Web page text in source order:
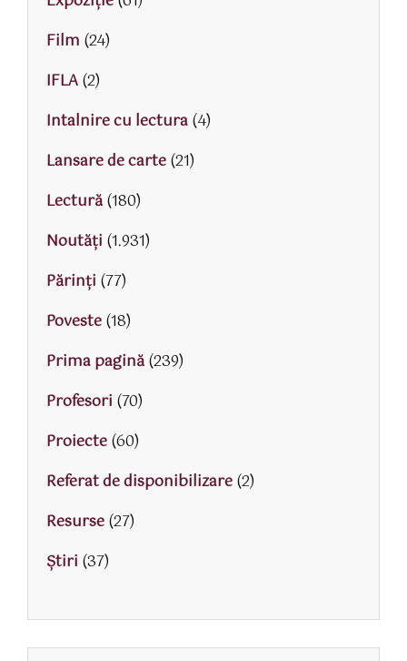
Film (24)
IFLA(2)
Intalnire cu lectura(4)
Lansare de carte(21)
Lectură(180)
Noutăți (1.931)
Părinţi (77)
Poveste(18)
Prima pagină(239)
Profesori (70)
Proiecte(60)
Referat de disponibilizare(2)
Resurse(27)
Știri (37)